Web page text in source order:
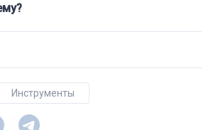
Инструменты